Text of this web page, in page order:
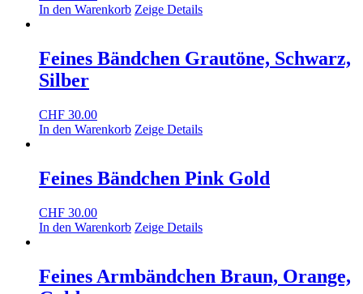
In den Warenkorb Zeige Details
Feines Bändchen Grautöne, Schwarz,
Silber
CHF 30.00
In den Warenkorb Zeige Details
Feines Bändchen Pink Gold
CHF 30.00
In den Warenkorb Zeige Details
Feines Armbändchen Braun, Orange,